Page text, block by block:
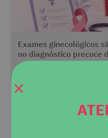
Exames ginecológicos
no diagnóstico precoce
3de